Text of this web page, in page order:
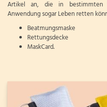
Artikel an, die in bestimmten
Anwendung sogar Leben retten
Beatmungsmaske
Rettungsdecke
MaskCard.